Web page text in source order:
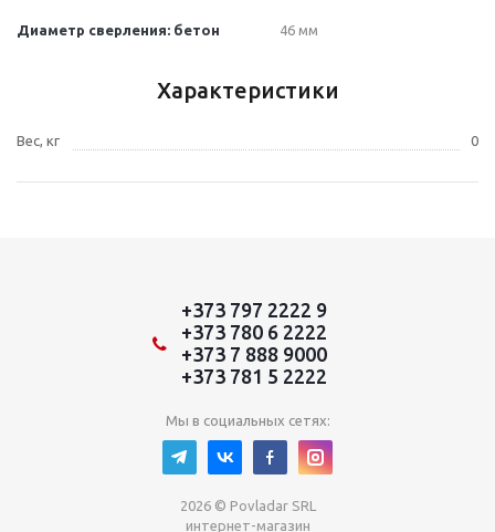
Диаметр сверления: бетон 46 мм
Характеристики
Вес, кг 0
+373 797 2222 9
+373 780 6 2222
+373 7 888 9000
+373 781 5 2222
Мы в социальных сетях:
2026 © Povladar SRL
интернет-магазин